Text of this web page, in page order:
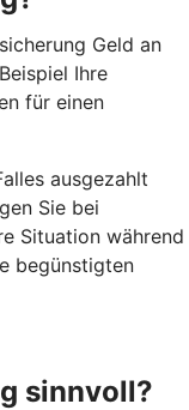
Geld an
Ihre
für einen
ausgezahlt
Sie bei
Situation während
begünstigten
sinnvoll?